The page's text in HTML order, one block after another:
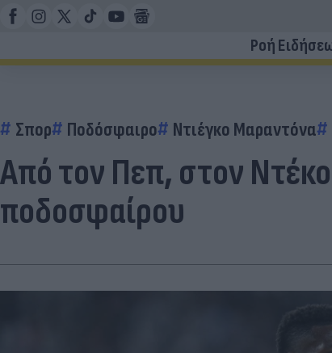
Ροή
Σπορ Ποδόσφαιρο Ντιέγκο Μαραντόνα
Από τον Πεπ, στον
ποδοσφαίρου